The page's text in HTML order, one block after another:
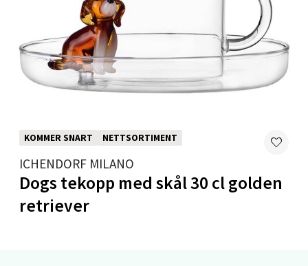
KOMMER SNART NETTSORTIMENT
ICHENDORF MILANO
Dogs tekopp med skål 30 cl golden
retriever
Levanger - Magneten
0 i butikk
Velg